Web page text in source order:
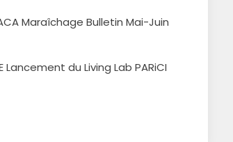
Maraîchage Bulletin Mai-Juin
Lancement du Living Lab PARiCI